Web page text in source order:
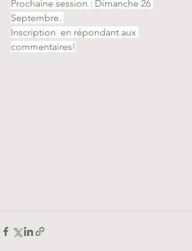
Prochaine session : Dimanche 26
Septembre.
Inscription  en répondant aux
commentaires!